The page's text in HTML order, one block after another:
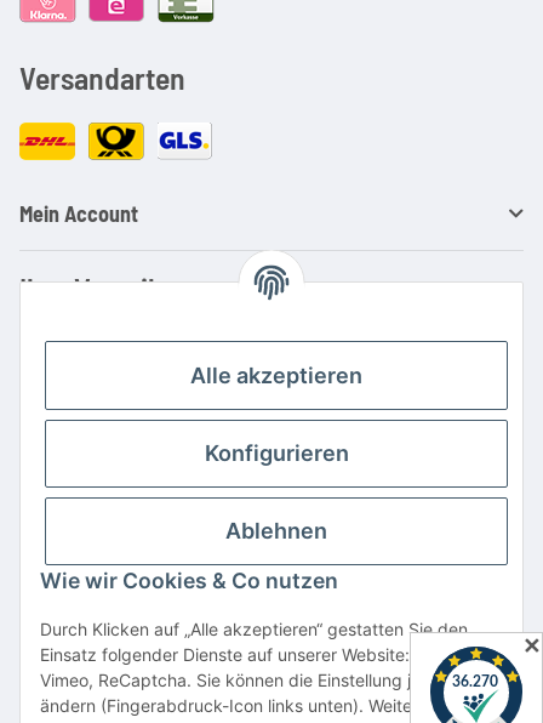
Versandarten
Mein Account
Ihre Vorteile
Kauf auf Rechnung
Große Auswahl an Netzteilen und Ladegeräten
Schnelle Lieferung
Hohe Lagerverfügbarkeit
Vertrag widerrufen
* Alle Preise inkl. gesetzlicher USt., zzgl.Versand
Alle verwendeten Markennamen u. Bezeichnungen sind eingetragene Warenzeichen
Alle akzeptieren
Konfigurieren
Ablehnen
Wie wir Cookies & Co nutzen
Durch Klicken auf „Alle akzeptieren“ gestatten Sie den
Einsatz folgender Dienste auf unserer Website: YouTube,
Vimeo, ReCaptcha. Sie können die Einstellung jederzeit
ändern (Fingerabdruck-Icon links unten). Weitere Details
✕